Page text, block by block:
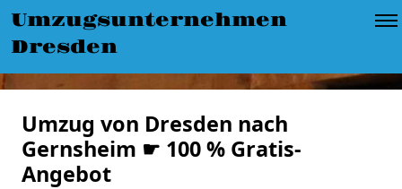
Umzugsunternehmen
Dresden
Umzug von Dresden nach
Gernsheim ☛ 100 % Gratis-
Angebot